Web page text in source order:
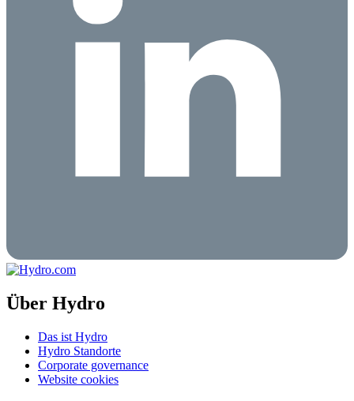
Über Hydro
Das ist Hydro
Hydro Standorte
Corporate governance
Website cookies